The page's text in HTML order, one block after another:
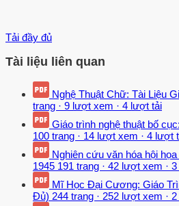
Tải đầy đủ
Tài liệu liên quan
Nghệ Thuật Chữ: Tài Liệu
trang · 9 lượt xem · 4 lượt tải
Giáo trình nghệ thuật bố
100 trang · 14 lượt xem · 4 lượt
Nghiên cứu văn hóa hội
1945 191 trang · 42 lượt xem ·
Mĩ Học Đại Cương: Giáo
Đủ) 244 trang · 252 lượt xem ·